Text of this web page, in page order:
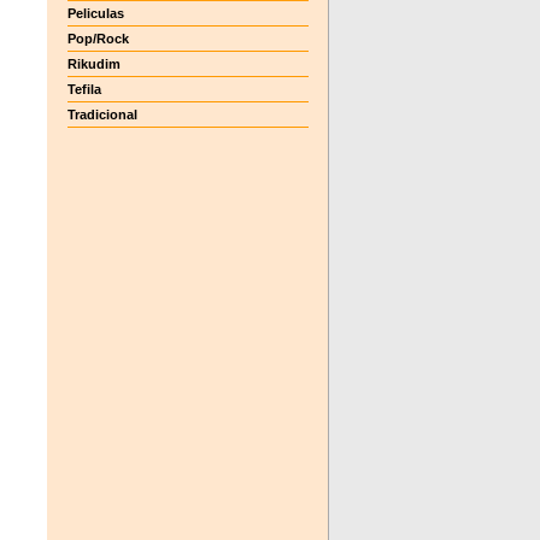
Peliculas
Pop/Rock
Rikudim
Tefila
Tradicional